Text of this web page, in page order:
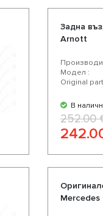
Задна
Arnott
Модел :
Original
В
252.00
Mercedes